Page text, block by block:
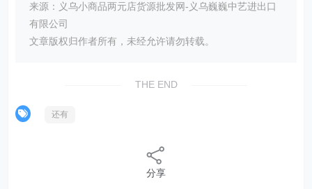
来源：义乌小商品两元店货源批发网-义乌巍巍中艺进出口
有限公司
文章版权归作者所有，未经允许请勿转载。
THE END
还有
分享